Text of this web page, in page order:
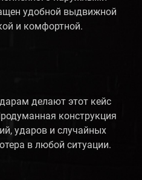
удобной выдвижной
и комфортной.
делают этот кейс
конструкция
ударов и случайных
в любой ситуации.